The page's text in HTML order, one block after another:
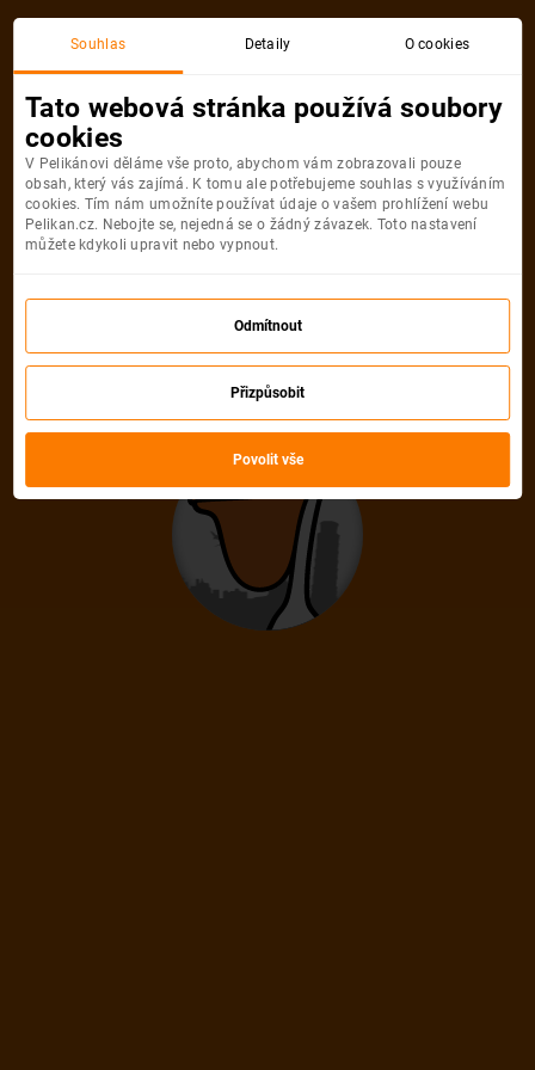
Akční letenka
Litujeme, akční letenka do města už
není dostupná
Vybrat jinou akční letenku
Souhlas Detaily O cookies
Tato webová stránka používá soubory
cookies
V Pelikánovi děláme vše proto, abychom vám zobrazovali pouze
obsah, který vás zajímá. K tomu ale potřebujeme souhlas s využíváním
cookies. Tím nám umožníte používat údaje o vašem prohlížení webu
Pelikan.cz. Nebojte se, nejedná se o žádný závazek. Toto nastavení
můžete kdykoli upravit nebo vypnout.
Odmítnout
Přizpůsobit
Povolit vše